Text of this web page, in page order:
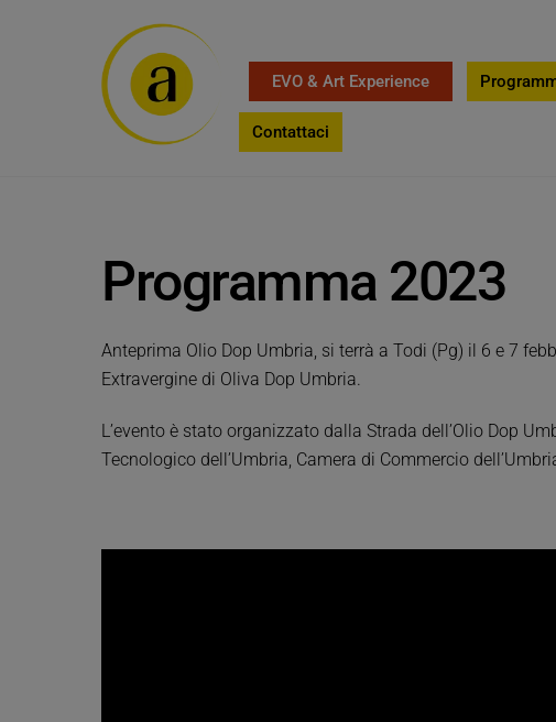
EVO & Art Experience
Contattaci
Programma 2023
Anteprima Olio Dop Umbria, si terrà a Todi (Pg) il 6 e 7
Extravergine di Oliva Dop Umbria.
L’evento è stato organizzato dalla Strada dell’Olio Dop
Tecnologico dell’Umbria, Camera di Commercio